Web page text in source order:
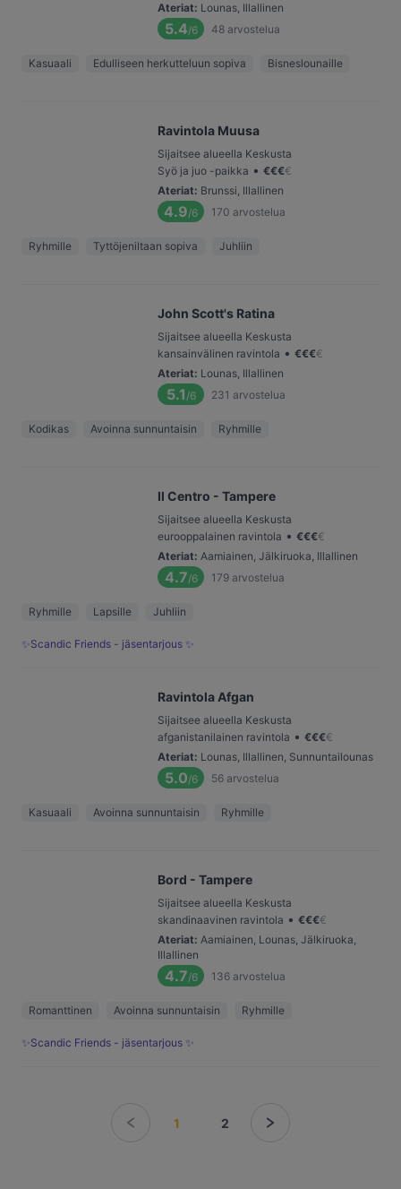
Ateriat: Lounas, Illallinen
5.4/6 48 arvostelua
Kasuaali Edulliseen herkutteluun sopiva Bisneslounaille
Ravintola Muusa
Sijaitsee alueella Keskusta
Syö ja juo -paikka • €€€€
Ateriat: Brunssi, Illallinen
4.9/6 170 arvostelua
Ryhmille Tyttöjeniltaan sopiva Juhliin
John Scott's Ratina
Sijaitsee alueella Keskusta
kansainvälinen ravintola • €€€€
Ateriat: Lounas, Illallinen
5.1 /6 231 arvostelua
Kodikas Avoinna sunnuntaisin Ryhmille
Il Centro - Tampere
Sijaitsee alueella Keskusta
eurooppalainen ravintola • €€€€
Ateriat: Aamiainen, Jälkiruoka, Illallinen
4.7/6 179 arvostelua
Ryhmille Lapsille Juhliin
✨Scandic Friends - jäsentarjous ✨
Ravintola Afgan
Sijaitsee alueella Keskusta
afganistanilainen ravintola • €€€€
Ateriat: Lounas, Illallinen, Sunnuntailounas
5.0/6 56 arvostelua
Kasuaali Avoinna sunnuntaisin Ryhmille
Bord - Tampere
Sijaitsee alueella Keskusta
skandinaavinen ravintola • €€€€
Ateriat: Aamiainen, Lounas, Jälkiruoka,
Illallinen
4.7/6 136 arvostelua
Romanttinen Avoinna sunnuntaisin Ryhmille
✨Scandic Friends - jäsentarjous ✨
1 2